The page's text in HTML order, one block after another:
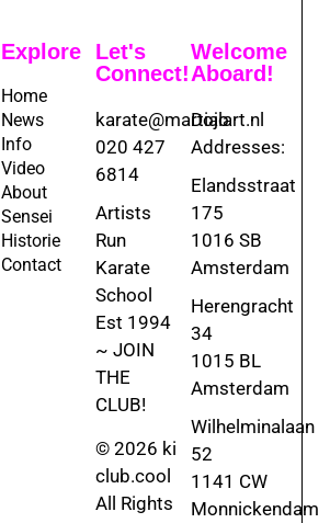
Explore
Home
News
Info
Video
About
Sensei
Historie
Contact
Let's
Connect!
karate@martialart.nl
020 427
6814
Artists
Run
Karate
School
Est 1994
~ JOIN
THE
CLUB!
© 2026 ki
club.cool
All Rights
Welcome
Aboard!
Dojo
Addresses:
Elandsstraat
175
1016 SB
Amsterdam
Herengracht
34
1015 BL
Amsterdam
Wilhelminalaan
52
1141 CW
Monnickendam